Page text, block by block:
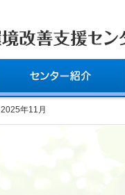
2025年11月